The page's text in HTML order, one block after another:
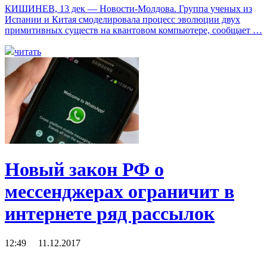
КИШИНЕВ, 13 дек — Новости-Молдова. Группа ученых из
Испании и Китая смоделировала процесс эволюции двух
примитивных существ на квантовом компьютере, сообщает …
читать
Новый закон РФ о
мессенджерах ограничит в
интернете ряд рассылок
12:49 11.12.2017